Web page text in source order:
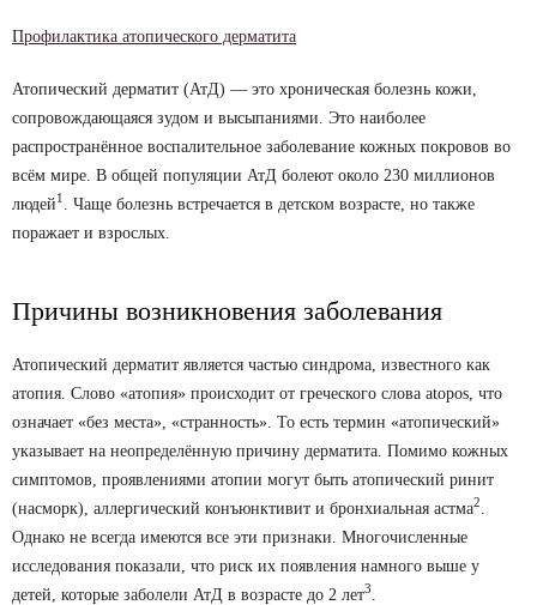
Профилактика атопического дерматита
Атопический дерматит (АтД) — это хроническая болезнь кожи,
сопровождающаяся зудом и высыпаниями. Это наиболее
распространённое воспалительное заболевание кожных покровов во
всём мире. В общей популяции АтД болеют около 230 миллионов
людей1
. Чаще болезнь встречается в детском возрасте, но также
поражает и взрослых.
Причины возникновения заболевания
Атопический дерматит является частью синдрома, известного как
атопия. Слово «атопия» происходит от греческого слова atopos, что
означает «без места», «странность». То есть термин «атопический»
указывает на неопределённую причину дерматита. Помимо кожных
симптомов, проявлениями атопии могут быть атопический ринит
(насморк), аллергический конъюнктивит и бронхиальная астма2
Однако не всегда имеются все эти признаки. Многочисленные
исследования показали, что риск их появления намного выше у
детей, которые заболели АтД в возрасте до 2 лет3